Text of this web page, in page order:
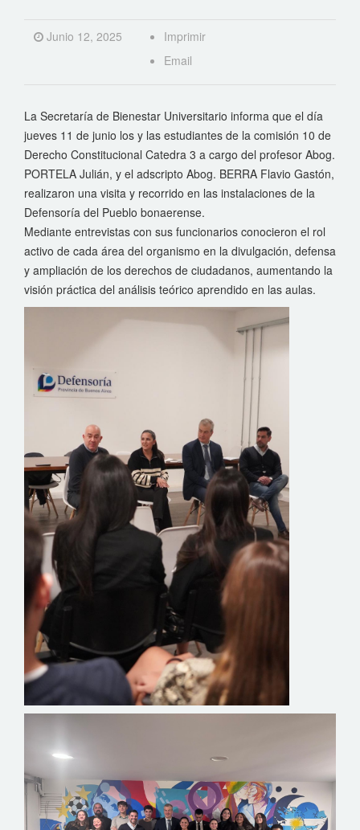
Junio 12, 2025
Imprimir
Email
La Secretaría de Bienestar Universitario informa que el día
jueves 11 de junio los y las estudiantes de la comisión 10 de
Derecho Constitucional Catedra 3 a cargo del profesor Abog.
PORTELA Julián, y el adscripto Abog. BERRA Flavio Gastón,
realizaron una visita y recorrido en las instalaciones de la
Defensoría del Pueblo bonaerense.
Mediante entrevistas con sus funcionarios conocieron el rol
activo de cada área del organismo en la divulgación, defensa
y ampliación de los derechos de ciudadanos, aumentando la
visión práctica del análisis teórico aprendido en las aulas.